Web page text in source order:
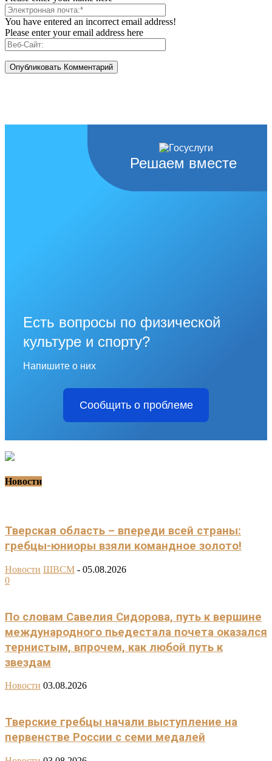
You have entered an incorrect email address!
Please enter your email address here
Решаем вместе
Есть вопросы по физической
культуре и спорту?
Напишите о них
Сообщить о проблеме
Новости
Тверская область – впереди всей страны:
гребцы-юниоры взяли командное золото!
Новости ШВСМ - 05.08.2026
0
По словам Савелия Сидорова, путь к вершине
международного пьедестала почета оказался
тернистым, впрочем, как любой путь к
звездам
Новости 03.08.2026
Тверские гребцы начали выступление на
первенстве России с семи медалей